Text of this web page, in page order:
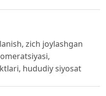
zich joylashgan
hududiy siyosat